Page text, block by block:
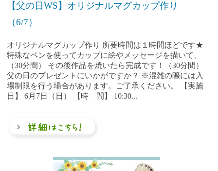
【父の日WS】オリジナルマグカップ作り
（6/7）
オリジナルマグカップ作り 所要時間は１時間ほどです★
特殊なペンを使ってカップに絵やメッセージを描いて、
（30分間） その後作品を焼いたら完成です！（30分間）
父の日のプレゼントにいかがですか？ ※混雑の際には入
場制限を行う場合があります。ご了承ください。 【実施
日】 6月7日（日） 【時 間】 10:30...